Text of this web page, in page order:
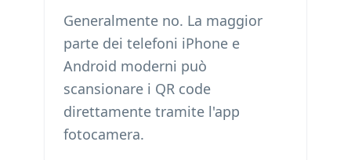
Generalmente no. La maggior
parte dei telefoni iPhone e
Android moderni può
scansionare i QR code
direttamente tramite l'app
fotocamera.